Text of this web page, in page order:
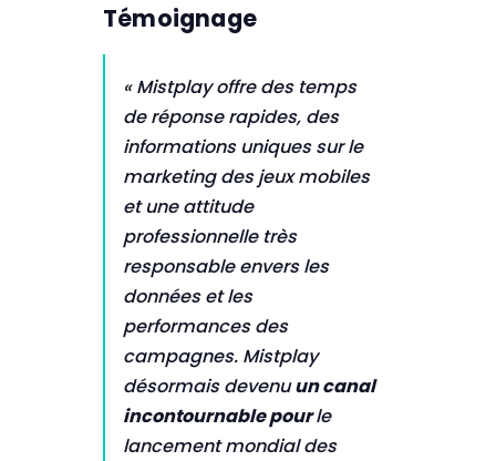
Témoignage
« Mistplay offre des temps
de réponse rapides, des
informations uniques sur le
marketing des jeux mobiles
et une attitude
professionnelle très
responsable envers les
données et les
performances des
campagnes. Mistplay
désormais devenuun canal
incontournable pourle
lancement mondial des